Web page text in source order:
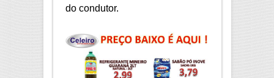
do condutor.